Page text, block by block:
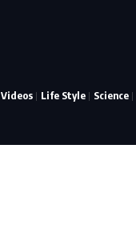
Science
Life Style
Videos